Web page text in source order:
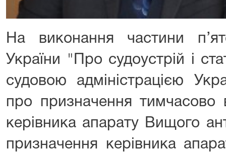
На виконання частини
України "Про судоустрій і
судовою адміністрацією
про призначення тимчасово
керівника апарату Вищого
призначення керівника